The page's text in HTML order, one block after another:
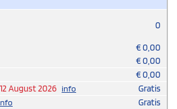
0
€0,00
€0,00
€0,00
12 August 2026 info
Gratis
Gratis